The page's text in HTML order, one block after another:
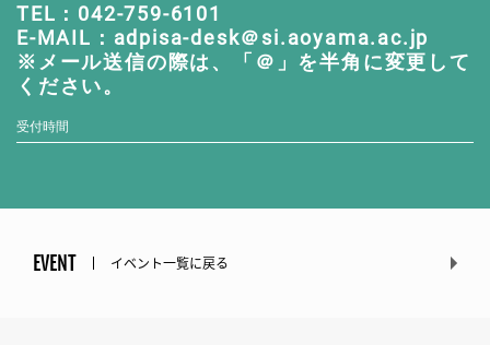
TEL：042-759-6101
E-MAIL：adpisa-desk＠si.aoyama.ac.jp
※メール送信の際は、「＠」を半角に変更して
ください。
受付時間
EVENT イベント一覧に戻る